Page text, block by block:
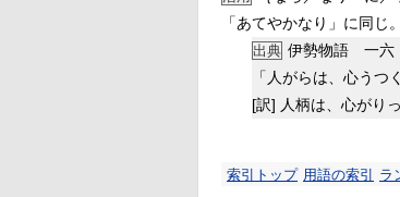
「あてやかなり」に同じ。
出典 伊勢物語 一六
「人がらは、心うつ
[訳] 人柄は、心がり
索引トップ 用語の索引 ラ